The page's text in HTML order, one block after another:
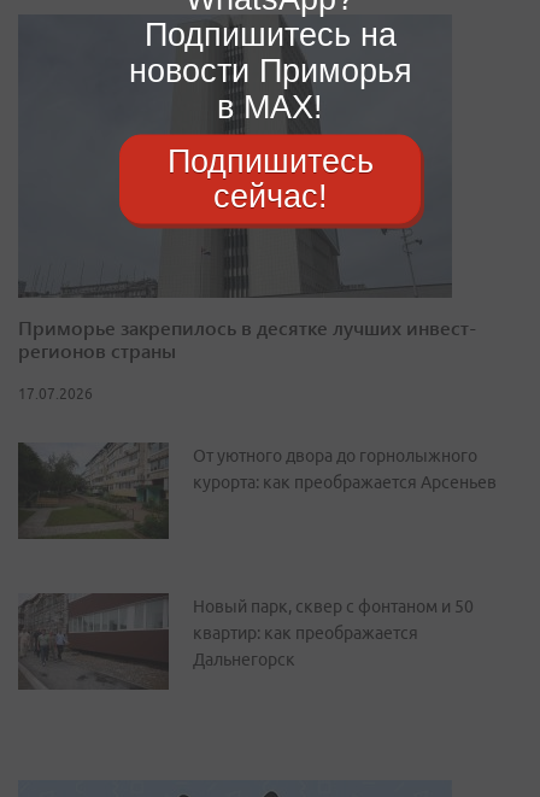
Приморье закрепилось в десятке лучших инвест-
регионов страны
17.07.2026
От уютного двора до горнолыжного
курорта: как преображается Арсеньев
Новый парк, сквер с фонтаном и 50
квартир: как преображается
Дальнегорск
Подпишитесь на
новости Приморья
в MAX!
Подпишитесь
сейчас!